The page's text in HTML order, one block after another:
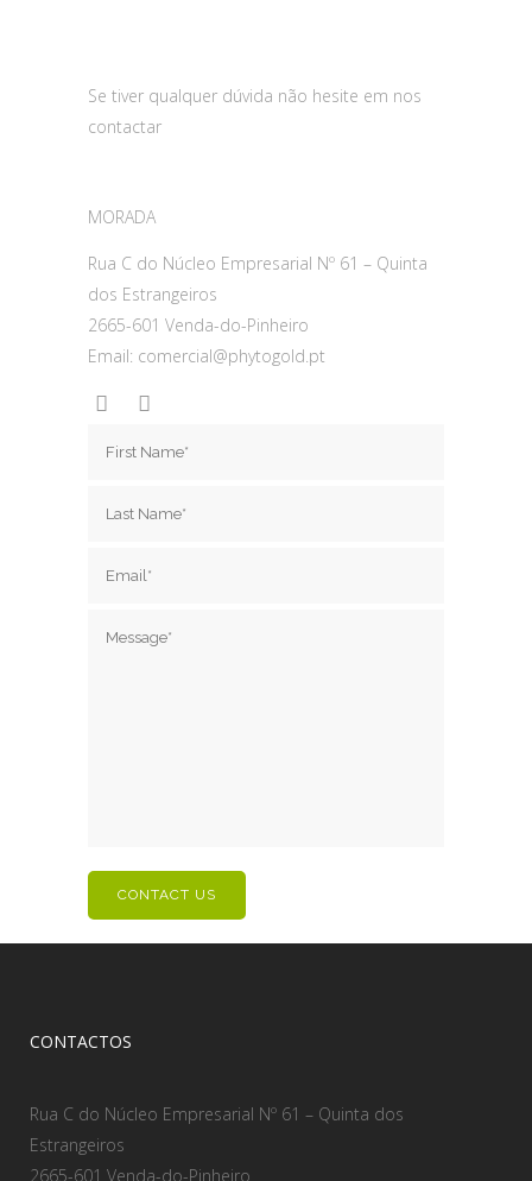
Se tiver qualquer dúvida não hesite em nos
contactar
MORADA
Rua C do Núcleo Empresarial Nº 61 – Quinta
dos Estrangeiros
2665-601 Venda-do-Pinheiro
Email: comercial@phytogold.pt
CONTACTOS
Rua C do Núcleo Empresarial Nº 61 – Quinta dos
Estrangeiros
2665-601 Venda-do-Pinheiro